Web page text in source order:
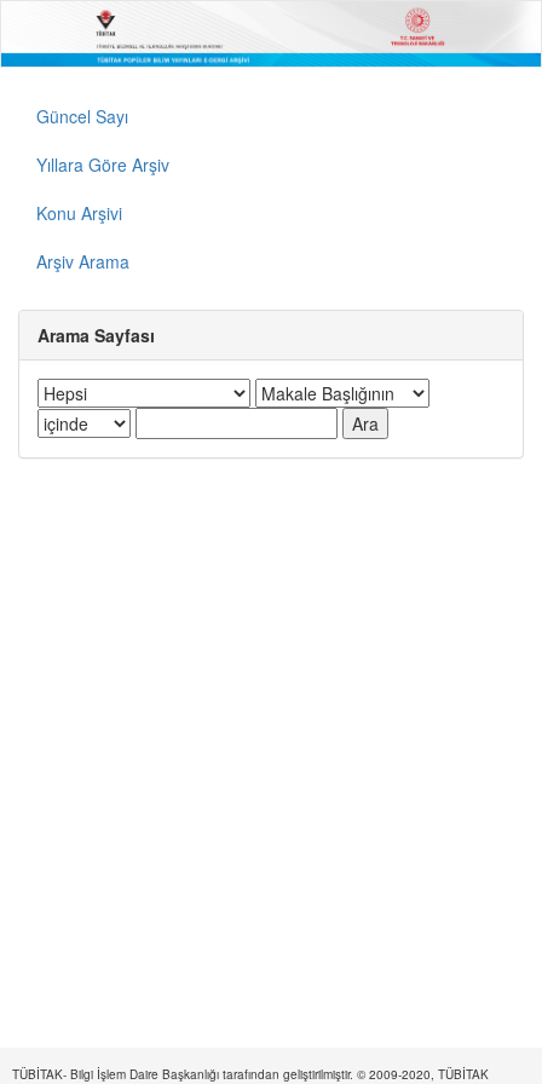
Güncel Sayı
Yıllara Göre Arşiv
Konu Arşivi
Arşiv Arama
Arama Sayfası
TÜBİTAK- Bilgi İşlem Daire Başkanlığı tarafından geliştirilmiştir. © 2009-2020, TÜBİTAK